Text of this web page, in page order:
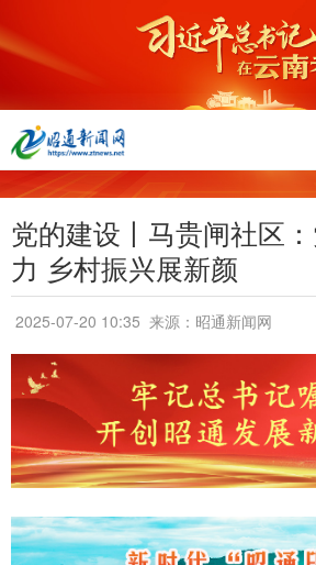
党的建设丨马贵闸社区
力 乡村振兴展新颜
2025-07-20 10:35 来源：昭通新闻网